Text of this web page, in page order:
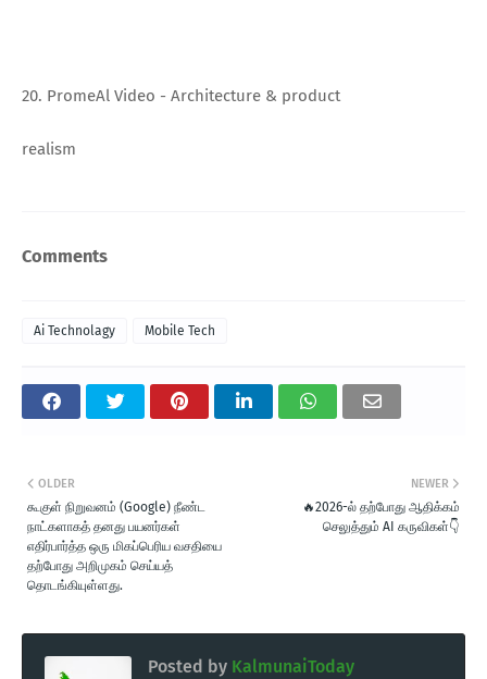
20. PromeAl Video - Architecture & product
realism
Comments
Ai Technolagy Mobile Tech
NEWER
🔥2026-ல் தற்போது ஆதிக்கம்
செலுத்தும் AI கருவிகள்👇
OLDER
கூகுள் நிறுவனம் (Google) நீண்ட
நாட்களாகத் தனது பயனர்கள்
எதிர்பார்த்த ஒரு மிகப்பெரிய வசதியை
தற்போது அறிமுகம் செய்யத்
தொடங்கியுள்ளது.
Posted by KalmunaiToday